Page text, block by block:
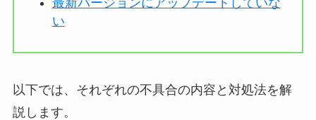
い
以下では、それぞれの不具合の内容と対処法を解
説します。